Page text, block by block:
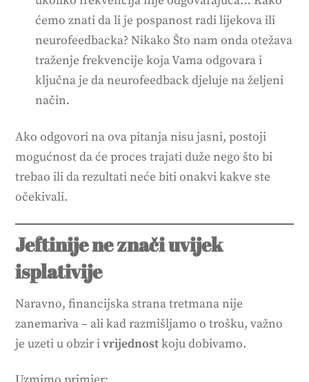
ćemo znati da li je pospanost radi lijekova ili
neurofeedbacka? Nikako Što nam onda otežava
traženje frekvencije koja Vama odgovara i
ključna je da neurofeedback djeluje na željeni
način.
Ako odgovori na ova pitanja nisu jasni, postoji
mogućnost da će proces trajati duže nego što bi
trebao ili da rezultati neće biti onakvi kakve ste
očekivali.
Jeftinije ne znači uvijek
isplativije
Naravno, financijska strana tretmana nije
zanemariva – ali kad razmišljamo o trošku, važno
je uzeti u obzir ivrijednostkoju dobivamo.